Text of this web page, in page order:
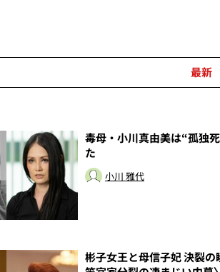
最新
毒母・小川真由美は“孤独
た
小川 雅代
彬子女王と母信子妃 決裂の